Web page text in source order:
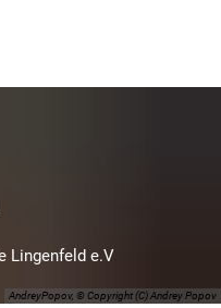
AndreyPopov, © Copyright (C) Andrey Popov
Lingenfeld e.V